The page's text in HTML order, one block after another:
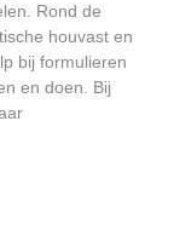
Rond de
houvast en
bij formulieren
en doen. Bij